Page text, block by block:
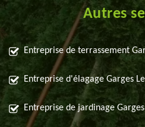
Autres
Entreprise de terrassement
Entreprise d'élagage Garges
Entreprise de jardinage Garges